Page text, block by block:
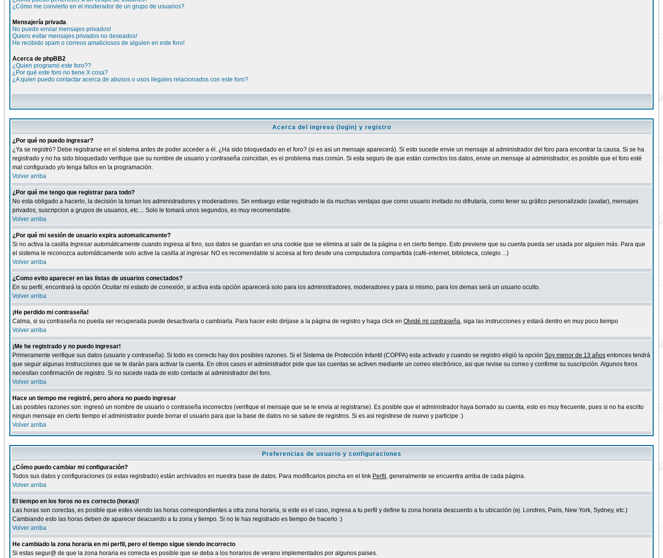
¿Cómo me convierto en el moderador de un grupo de usuarios?
Mensajería privada
No puedo enviar mensajes privados!
Quiero evitar mensajes privados no deseados!
He recibido spam o correos amaliciosos de alguien en este foro!
Acerca de phpBB2
¿Quien programó este foro??
¿Por qué este foro no tiene X cosa?
¿A quien puedo contactar acerca de abusos o usos ilegales relacionados con este foro?
Acerca del ingreso (login) y registro
¿Por qué no puedo ingresar?
¿Ya se registró? Debe registrarse en el sistema antes de poder acceder a él. ¿Ha sido bloquedado en el foro? (si es asi un mensaje aparecerá). Si esto sucede envie un mensaje al administrador del foro para encontrar la causa. Si se ha
registrado y no ha sido bloquedado verifique que su nombre de usuario y contraseña coincidan, es el problema mas común. Si esta seguro de que están correctos los datos, envie un mensaje al administrador, es posible que el foro esté
mal configurado y/o tenga fallos en la programación.
Volver arriba
¿Por qué me tengo que registrar para todo?
No esta obligado a hacerlo, la decisión la toman los administradores y moderadores. Sin embargo estar registrado le da muchas ventajas que como usuario invitado no difrutaría, como tener su gráfico personalizado (avatar), mensajes
privados, suscripcion a grupos de usuarios, etc.... Solo le tomará unos segundos, es muy recomendable.
Volver arriba
¿Por qué mi sesión de usuario expira automaticamente?
Si no activa la casilla Ingresar automáticamente cuando ingresa al foro, sus datos se guardan en una cookie que se elimina al salir de la página o en cierto tiempo. Esto previene que su cuenta pueda ser usada por alguien más. Para que
el sistema le reconozca automáticamente solo active la casilla al ingresar. NO es recomendable si accesa al foro desde una computadora compartida (café-internet, biblioteca, colegio ...)
Volver arriba
¿Como evito aparecer en las listas de usuarios conectados?
En su perfil, encontrará la opción Ocultar mi estado de conexión, si activa esta opción aparecerá solo para los administradores, moderadores y para si mismo, para los demas será un usuario oculto.
Volver arriba
¡He perdido mi contraseña!
Calma, si su contraseña no pueda ser recuperada puede desactivarla o cambiarla. Para hacer esto dirijase a la página de registro y haga click en Olvidé mi contraseña, siga las instrucciones y estará dentro en muy poco tiempo
Volver arriba
¡Me he registrado y no puedo ingresar!
Primeramente verifique sus datos (usuario y contraseña). Si todo es correcto hay dos posibles razones. Si el Sistema de Protección Infantil (COPPA) esta activado y cuando se registro eligió la opción Soy menor de 13 años entonces tendrá
que seguir algunas instrucciones que se te darán para activar la cuenta. En otros casos el administrador pide que las cuentas se activen mediante un correo electrónico, asi que revise su correo y confirme su suscripción. Algunos foros
necesitan confirmación de registro. Si no sucede nada de esto contacte al administrador del foro.
Volver arriba
Hace un tiempo me registré, pero ahora no puedo ingresar
Las posibles razones son: ingresó un nombre de usuario o contraseña incorrectos (verifique el mensaje que se le envia al registrarse). Es posible que el administrador haya borrado su cuenta, esto es muy frecuente, pues si no ha escrito
ningun mensaje en cierto tiempo el administrador puede borrar el usuario para que la base de datos no se sature de registros. Si es asi registrese de nuevo y participe :)
Volver arriba
Preferencias de usuario y configuraciones
¿Cómo puedo cambiar mi configuración?
Todos sus datos y configuraciones (si estas registrado) están archivados en nuestra base de datos. Para modificarlos pincha en el link Perfil , generalmente se encuentra arriba de cada página.
Volver arriba
El tiempo en los foros no es correcto (horas)!
Las horas son corectas, es posible que estes viendo las horas correspondientes a otra zona horaria, si este es el caso, ingresa a tu perfil y define tu zona horaria deacuerdo a tu ubicación (ej. Londres, Paris, New York, Sydney, etc.)
Cambiando esto las horas deben de aparecer deacuerdo a tu zona y tiempo. Si no te has registrado es tiempo de hacerlo :)
Volver arriba
He cambiado la zona horaria en mi perfil, pero el tiempo sigue siendo incorrecto
Si estas segur@ de que la zona horaria es correcta es posible que se deba a los horarios de verano implementados por algunos paises.